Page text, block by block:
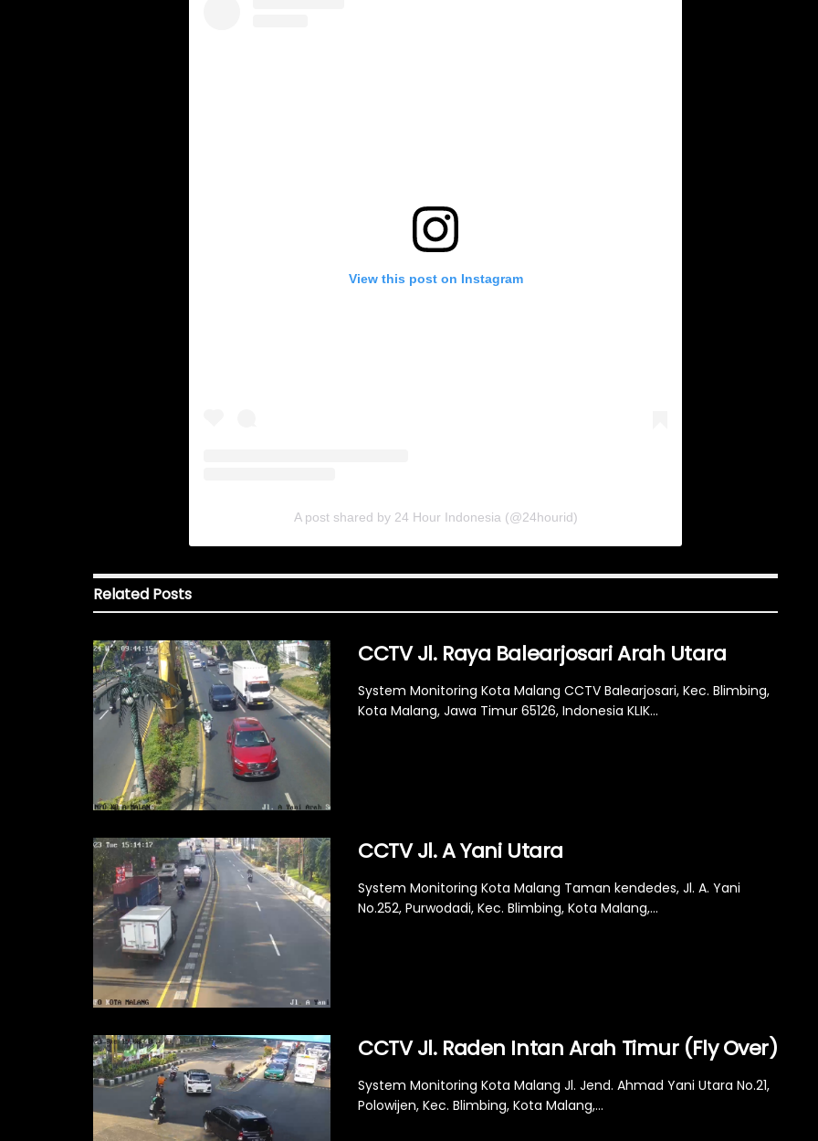
View this post on Instagram
A post shared by 24 Hour Indonesia (@24hourid)
Related Posts
CCTV Jl. Raya Balearjosari Arah Utara
System Monitoring Kota Malang CCTV Balearjosari, Kec. Blimbing,
Kota Malang, Jawa Timur 65126, Indonesia KLIK...
CCTV Jl. A Yani Utara
System Monitoring Kota Malang Taman kendedes, Jl. A. Yani
No.252, Purwodadi, Kec. Blimbing, Kota Malang,...
CCTV Jl. Raden Intan Arah Timur (Fly Over)
System Monitoring Kota Malang Jl. Jend. Ahmad Yani Utara No.21,
Polowijen, Kec. Blimbing, Kota Malang,...